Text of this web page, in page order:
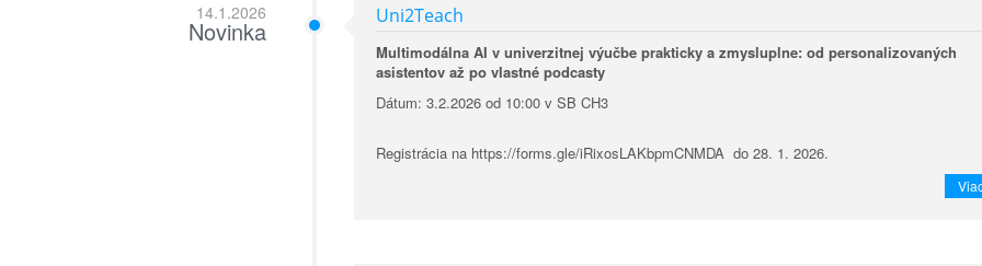
14.1.2026
Novinka Uni2Teach
Multimodálna AI v univerzitnej výučbe prakticky a zmysluplne: od personalizovaných
asistentov až po vlastné podcasty
Dátum: 3.2.2026 od 10:00 v SB CH3
Registrácia na https://forms.gle/iRixosLAKbpmCNMDA do 28. 1. 2026.